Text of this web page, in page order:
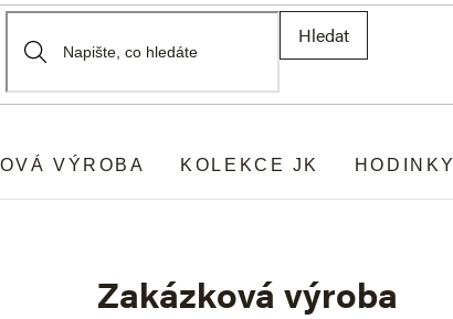
Hledat
VÝROBA KOLEKCE JK HODINKY
Zakázková výroba